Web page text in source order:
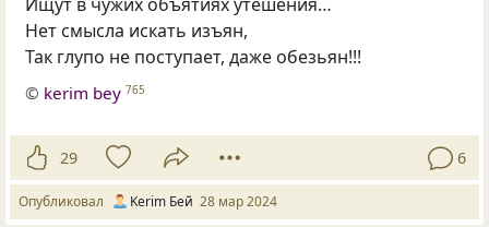
Нет смысла искать изъян,
Так глупо не поступает, даже обезьян!!!
© kerim bey 765
29 6
Опубликовал Kerim Бей 28 мар 2024